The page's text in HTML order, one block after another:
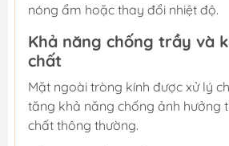
nóng ẩm hoặc thay đổi nhiệt độ.
Khả năng chống trầy và
chất
Mặt ngoài tròng kính được xử lý
tăng khả năng chống ảnh hưởng
chất thông thường.